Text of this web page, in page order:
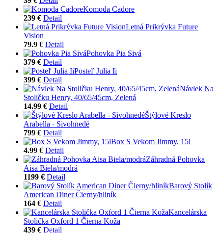
Komoda Cadore
239 € Detail
Letná Prikrývka Future
Vision
79.9 € Detail
Pohovka Pia Sivá
379 € Detail
Posteľ Julia Ii
399 € Detail
Návlek Na
Stoličku Henry, 40/65/45cm, Zelená
14.99 € Detail
Štýlové Kreslo
Arabella - Sivohnedé
799 € Detail
Box S Vekom Jimmy, 15l
4.99 € Detail
Záhradná Pohovka
Aisa Biela/modrá
1199 € Detail
Barový Stolík
American Diner Čierny/hliník
164 € Detail
Kancelárska
Stolička Oxford 1 Čierna Koža
439 € Detail